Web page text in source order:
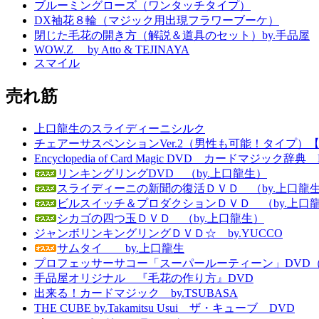
ブルーミングローズ（ワンタッチタイプ）
DX袖花８輪（マジック用出現フラワーブーケ）
閉じた毛花の開き方（解説＆道具のセット）by.手品屋
WOW.Z by Atto & TEJINAYA
スマイル
売れ筋
上口龍生のスライディーニシルク
チェアーサスペンションVer.2（男性も可能！タイプ）
Encyclopedia of Card Magic DVD カードマジック辞典
リンキングリングDVD （by.上口龍生）
スライディーニの新聞の復活ＤＶＤ （by.上口龍
ビルスイッチ＆プロダクションＤＶＤ （by.上口
シカゴの四つ玉ＤＶＤ （by.上口龍生）
ジャンボリンキングリングＤＶＤ☆ by.YUCCO
サムタイ by.上口龍生
プロフェッサーサコー「スーパールーティーン」DVD
手品屋オリジナル 『毛花の作り方』DVD
出来る！カードマジック by.TSUBASA
THE CUBE by.Takamitsu Usui ザ・キューブ DVD